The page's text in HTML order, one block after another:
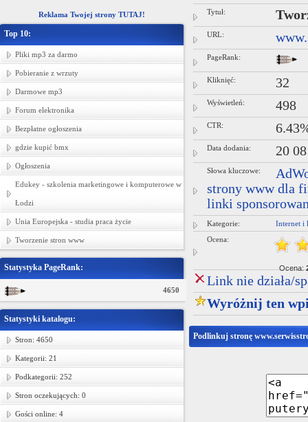
Reklama Twojej strony TUTAJ!
Top 10:
Pliki mp3 za darmo
Pobieranie z wrzuty
Darmowe mp3
Forum elektronika
Bezpłatne ogłoszenia
gdzie kupić bmx
Ogłoszenia
Edukey - szkolenia marketingowe i komputerowe w
Łodzi
Unia Europejska - studia praca życie
Tworzenie stron www
Statystyka PageRank:
4650
Statystyki katalogu:
Stron: 4650
Kategorii: 21
Podkategorii: 252
Stron oczekujących: 0
Gości online: 4
Tytuł:
URL:
PageRank:
Kliknięć: 32
Wyświetleń: 498
CTR:
Data dodania: 20
Słowa kluczowe:
strony www dla
linki
Kategorie:
Internet i
Ocena:
Ocena:
Link nie działa/
Wyróżnij ten
Podlinkuj stronę